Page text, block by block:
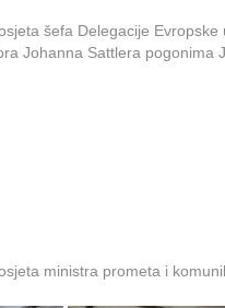
šefa Delegacije
Johanna Sattlera pogonima
ministra prometa i